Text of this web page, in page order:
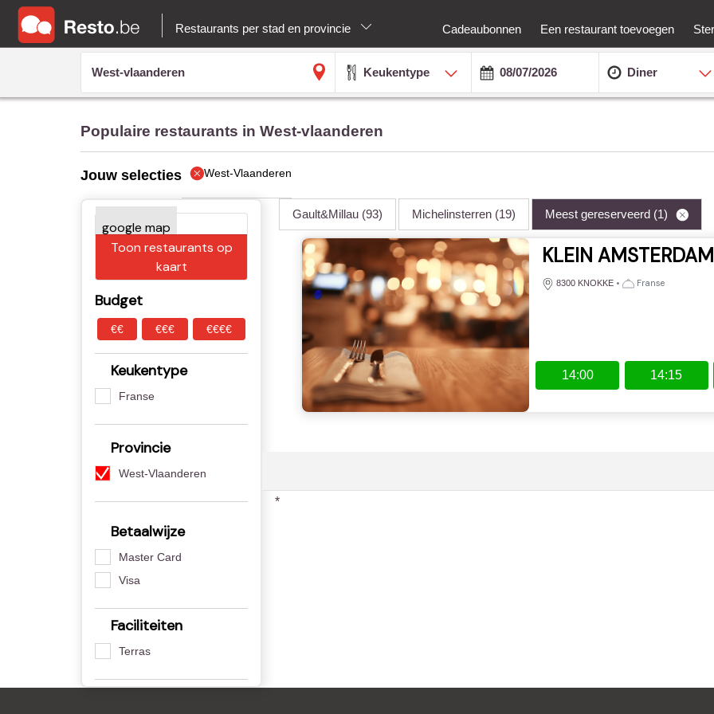
Restaurants per stad en provincie Cadeaubonnen Een restaurant toevoegen
Keukentype Diner
Populaire restaurants in West-vlaanderen
Jouw selecties West-Vlaanderen
Toon restaurants op
kaart
Budget
€€ €€€ €€€€
Keukentype
Franse
Provincie
West-Vlaanderen
Betaalwijze
Master Card
Visa
Faciliteiten
Terras
Gault&Millau (93) Michelinsterren (19) Meest gereserveerd (1)
KLEIN AMSTERDAM
8300 KNOKKE • Franse
14:00 14:15
*